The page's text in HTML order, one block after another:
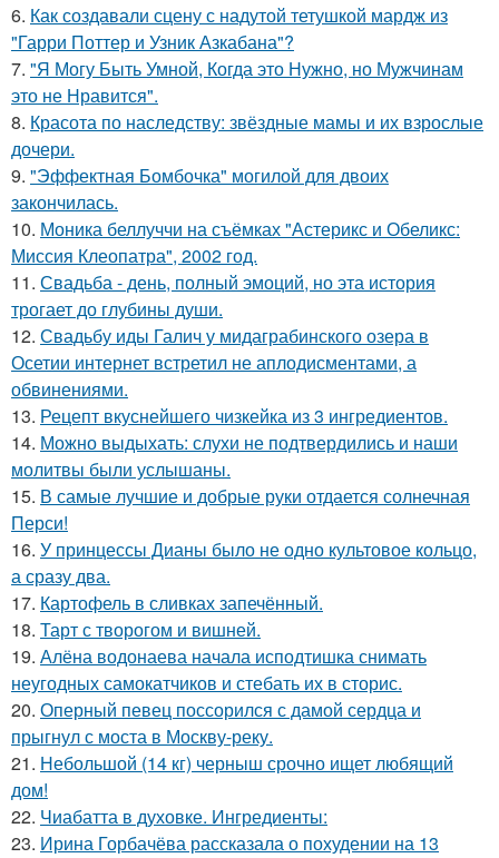
6. Как создавали сцену с надутой тетушкой мардж из
"Гарри Поттер и Узник Азкабана"?
7. "Я Могу Быть Умной, Когда это Нужно, но Мужчинам
это не Нравится".
8. Красота по наследству: звёздные мамы и их взрослые
дочери.
9. "Эффектная Бомбочка" могилой для двоих
закончилась.
10. Моника беллуччи на съёмках "Астерикс и Обеликс:
Миссия Клеопатра", 2002 год.
11. Свадьба - день, полный эмоций, но эта история
трогает до глубины души.
12. Свадьбу иды Галич у мидаграбинского озера в
Осетии интернет встретил не аплодисментами, а
обвинениями.
13. Рецепт вкуснейшего чизкейка из 3 ингредиентов.
14. Можно выдыхать: слухи не подтвердились и наши
молитвы были услышаны.
15. В самые лучшие и добрые руки отдается солнечная
Перси!
16. У принцессы Дианы было не одно культовое кольцо,
а сразу два.
17. Картофель в сливках запечённый.
18. Тарт с творогом и вишней.
19. Алёна водонаева начала исподтишка снимать
неугодных самокатчиков и стебать их в сторис.
20. Оперный певец поссорился с дамой сердца и
прыгнул с моста в Москву-реку.
21. Небольшой (14 кг) черныш срочно ищет любящий
дом!
22. Чиабатта в духовке. Ингредиенты:
23. Ирина Горбачёва рассказала о похудении на 13